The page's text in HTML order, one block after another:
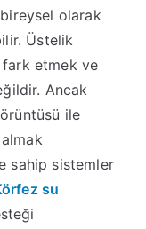
olarak
Üstelik
etmek ve
Ancak
ile
sahip sistemler
su